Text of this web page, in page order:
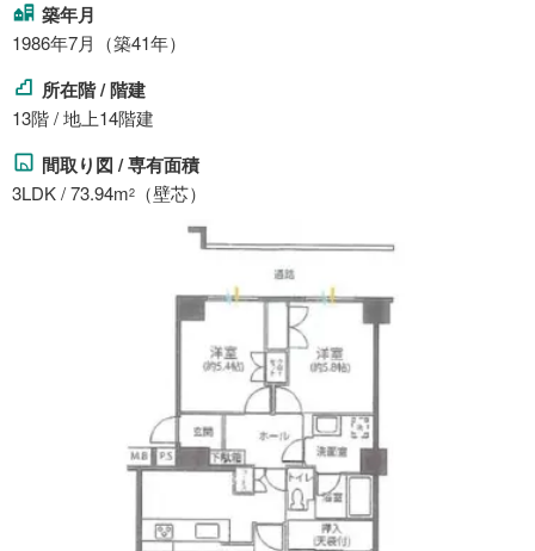
築年月
1986年7月（築41年）
所在階 / 階建
13階 / 地上14階建
間取り図 / 専有面積
3LDK / 73.94m2 （壁芯）